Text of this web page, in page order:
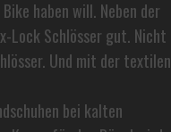
haben will. Neben der
Lock Schlösser gut. Nicht
Und mit der textilen
bei kalten